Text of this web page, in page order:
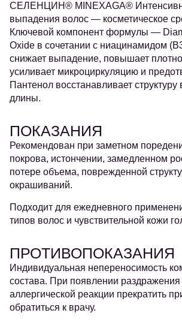
СЕЛЕНЦИН® MINEXAGA®
выпадения волос — косметическое
Ключевой компонент формулы —
Oxide в сочетании с ниацинамидом
снижает выпадение, повышает
усиливает микроциркуляцию и
Пантенол восстанавливает структуру
длины.
ПОКАЗАНИЯ
Рекомендован при заметном
покрова, истончении, замедленном
потере объема, поврежденной
окрашиваний.
Подходит для ежедневного
типов волос и чувствительной кожи
ПРОТИВОПОКАЗАНИЯ
Индивидуальная непереносимость
состава. При появлении раздражения
аллергической реакции прекратить
обратиться к врачу.